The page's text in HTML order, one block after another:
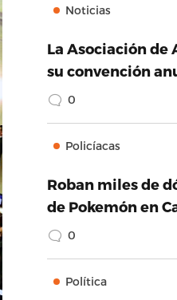
Noticias
La Asociación de
su convención
0
Policíacas
Roban miles de
de Pokemón en
0
Política